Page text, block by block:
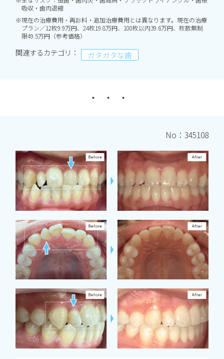
吸収・歯肉退縮
※現在の治療費用・再診料・追加治療費用とは異なります。現在の治療
プラン／12枚9.9万円、24枚19.8万円、100枚以内39.6万円、枚数無制
限49.5万円（参考価格）
関連するカテゴリ： ガタガタな歯
No：345108